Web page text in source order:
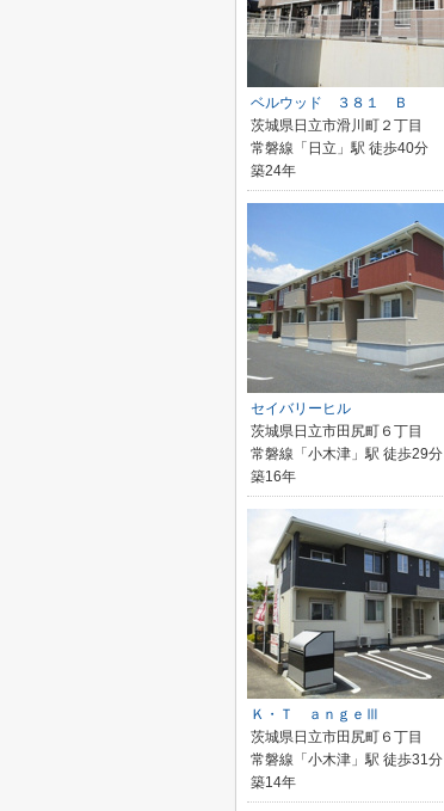
ベルウッド ３８１ Ｂ
茨城県日立市滑川町２丁目
常磐線「日立」駅 徒歩40分
築24年
セイバリーヒル
茨城県日立市田尻町６丁目
常磐線「小木津」駅 徒歩29分
築16年
Ｋ・Ｔ ａｎｇｅⅢ
茨城県日立市田尻町６丁目
常磐線「小木津」駅 徒歩31分
築14年